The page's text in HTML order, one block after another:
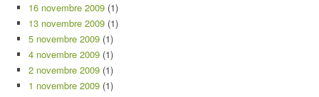
16 novembre 2009 (1)
13 novembre 2009 (1)
5 novembre 2009 (1)
4 novembre 2009 (1)
2 novembre 2009 (1)
1 novembre 2009 (1)